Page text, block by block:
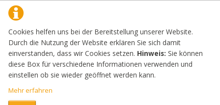
Cookies helfen uns bei der Bereitstellung unserer Website.
Durch die Nutzung der Website erklären Sie sich damit
einverstanden, dass wir Cookies setzen. Hinweis: Sie können
diese Box für verschiedene Informationen verwenden und
einstellen ob sie wieder geöffnet werden kann.
Mehr erfahren